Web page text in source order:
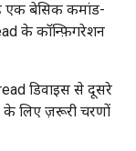
एक बेसिक कमांड-
के कॉन्फ़िगरेशन
डिवाइस से दूसरे
के लिए ज़रूरी चरणों